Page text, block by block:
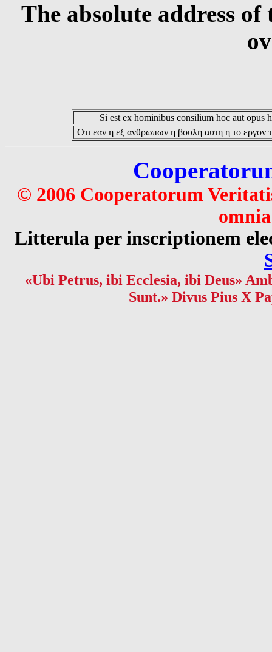
The absolute address
Si est ex hominibus consilium hoc aut opus
Οτι εαν η εξ ανθρωπων η βουλη αυτη η το εργον
© 2006 Cooperatorum
Litterula per inscriptionem
«Ubi Petrus, ibi Ecclesia, ibi Deus»
Sunt.» Divus Pius X